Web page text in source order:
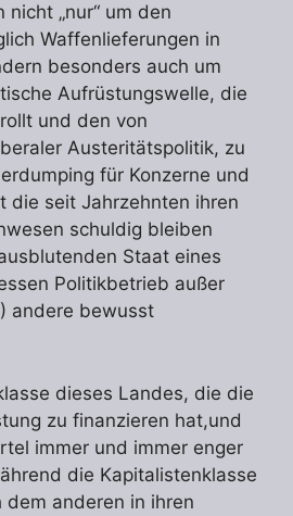
nicht „nur“ um den
Waffenlieferungen in
besonders auch um
Aufrüstungswelle, die
und den von
Austeritätspolitik, zu
für Konzerne und
die seit Jahrzehnten ihren
schuldig bleiben
Staat eines
Politikbetrieb außer
andere bewusst
dieses Landes, die die
zu finanzieren hat,und
immer und immer enger
die Kapitalistenklasse
dem anderen in ihren